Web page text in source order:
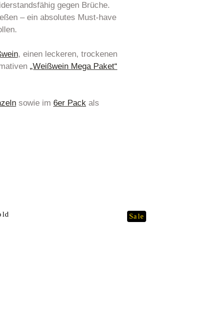
gegen Brüche.
– ein absolutes Must-have
, einen leckeren, trockenen
„Weißwein Mega Paket“
sowie im 6er Pack als
Sale